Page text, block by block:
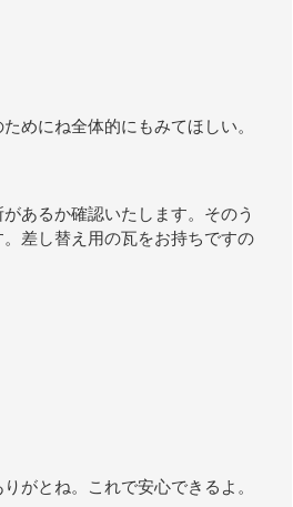
めにね全体的にもみてほしい。
あるか確認いたします。そのう
差し替え用の瓦をお持ちですの
がとね。これで安心できるよ。